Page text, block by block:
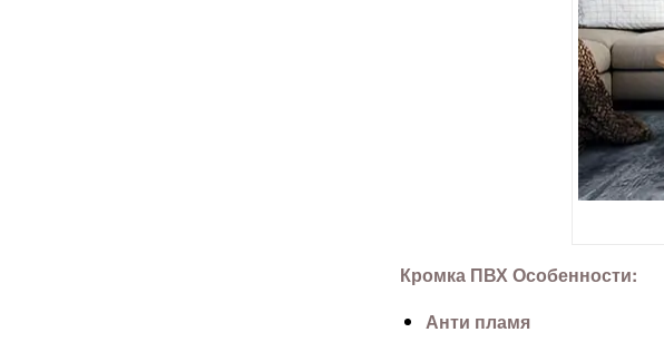
Кромка ПВХ Особенности:
Анти пламя